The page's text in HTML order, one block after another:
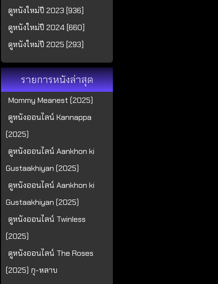
ดูหนังใหม่ปี 2023 [936]
ดูหนังใหม่ปี 2024 [660]
ดูหนังใหม่ปี 2025 [293]
รายการหนังล่าสุด
Mommy Meanest (2025)
ดูหนังออนไลน์ Kannappa
(2025)
ดูหนังออนไลน์ Aankhon ki
Gustaakhiyan (2025)
ดูหนังออนไลน์ Aankhon ki
Gustaakhiyan (2025)
ดูหนังออนไลน์ Twinless
(2025)
ดูหนังออนไลน์ The Roses
(2025) กุ-หลาบ